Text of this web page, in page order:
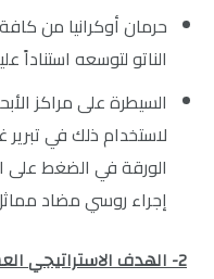
حرمان أوكرانيا من
الناتو لتوسعه استناداً
السيطرة على مراكز
لاستخدام ذلك في تبرير
الورقة في الضغط على
إجراء روسي مضاد
2- الهدف الاستراتيجي العسكري من العملية: